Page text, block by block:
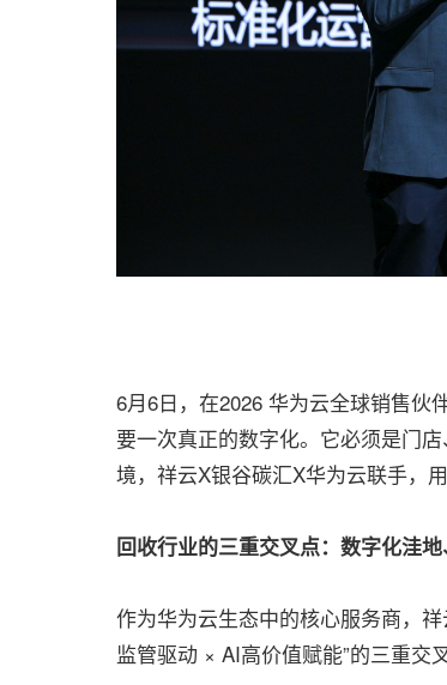
6月6日，在2026 华为云全球销售伙
要一次真正的数字化。它必须是门
境，祥云X银谷碳汇X华为云联手，
回收行业的三重交叉点：数字化洼
作为华为云生态中的核心服务商，
监管驱动 × AI高价值赋能”的三重交